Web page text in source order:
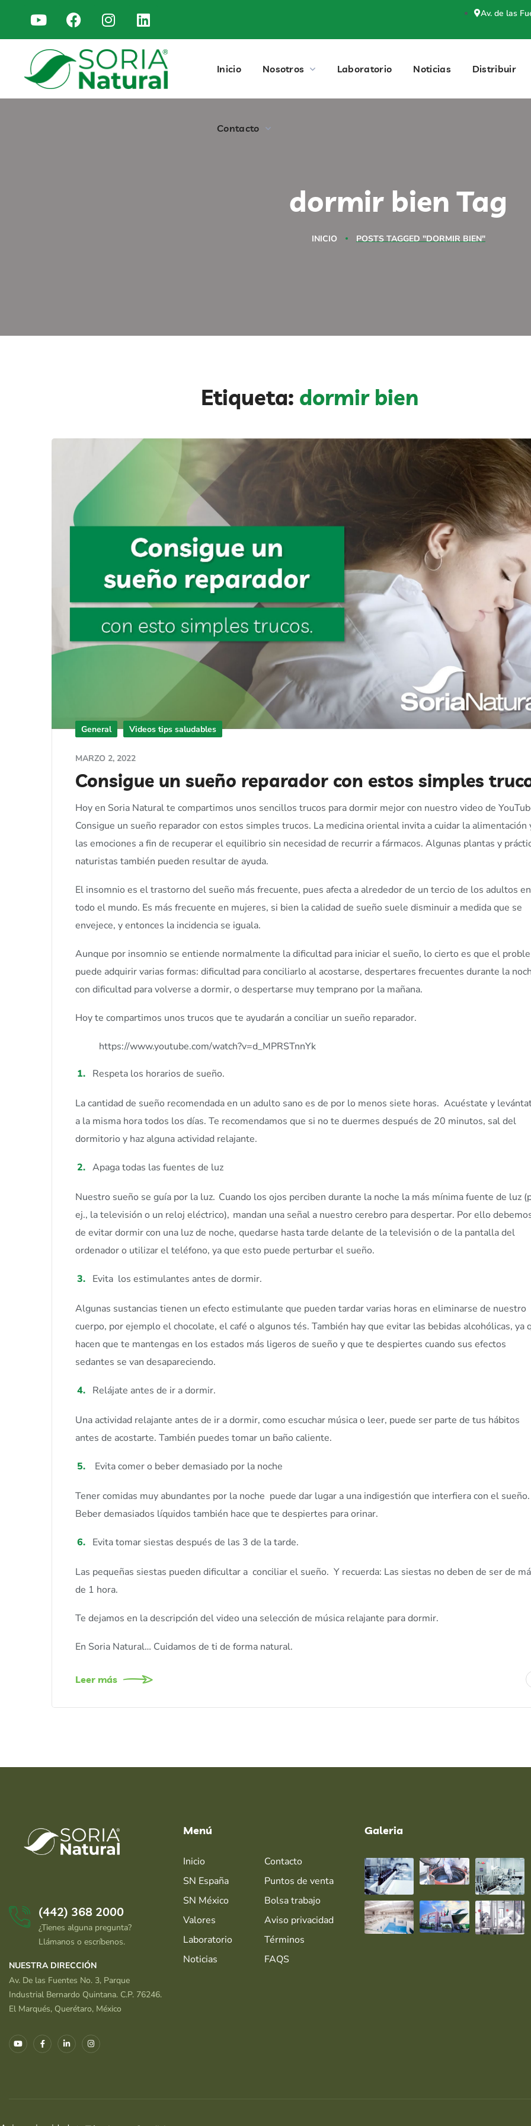
Av. de las
Inicio Nosotros Laboratorio Noticias Distribuir
Contacto
dormir bien Tag
INICIO POSTS TAGGED "DORMIR BIEN"
Etiqueta: dormir bien
General Videos tips saludables
MARZO 2, 2022
Consigue un sueño reparador con estos simples
Hoy en Soria Natural te compartimos unos sencillos trucos para dormir mejor con nuestro video de
Consigue un sueño reparador con estos simples trucos. La medicina oriental invita a cuidar la alimentación
las emociones a fin de recuperar el equilibrio sin necesidad de recurrir a fármacos. Algunas plantas y
naturistas también pueden resultar de ayuda.
El insomnio es el trastorno del sueño más frecuente, pues afecta a alrededor de un tercio de los adultos en
todo el mundo. Es más frecuente en mujeres, si bien la calidad de sueño suele disminuir a medida que se
envejece, y entonces la incidencia se iguala.
Aunque por insomnio se entiende normalmente la dificultad para iniciar el sueño, lo cierto es que el
puede adquirir varias formas: dificultad para conciliarlo al acostarse, despertares frecuentes durante la
con dificultad para volverse a dormir, o despertarse muy temprano por la mañana.
Hoy te compartimos unos trucos que te ayudarán a conciliar un sueño reparador.
https://www.youtube.com/watch?v=d_MPRSTnnYk
Respeta los horarios de sueño.
La cantidad de sueño recomendada en un adulto sano es de por lo menos siete horas. Acuéstate y
a la misma hora todos los días. Te recomendamos que si no te duermes después de 20 minutos, sal del
dormitorio y haz alguna actividad relajante.
Apaga todas las fuentes de luz
Nuestro sueño se guía por la luz. Cuando los ojos perciben durante la noche la más mínima fuente de luz
ej., la televisión o un reloj eléctrico), mandan una señal a nuestro cerebro para despertar. Por ello
de evitar dormir con una luz de noche, quedarse hasta tarde delante de la televisión o de la pantalla del
ordenador o utilizar el teléfono, ya que esto puede perturbar el sueño.
Evita los estimulantes antes de dormir.
Algunas sustancias tienen un efecto estimulante que pueden tardar varias horas en eliminarse de nuestro
cuerpo, por ejemplo el chocolate, el café o algunos tés. También hay que evitar las bebidas alcohólicas, ya
hacen que te mantengas en los estados más ligeros de sueño y que te despiertes cuando sus efectos
sedantes se van desapareciendo.
Relájate antes de ir a dormir.
Una actividad relajante antes de ir a dormir, como escuchar música o leer, puede ser parte de tus hábitos
antes de acostarte. También puedes tomar un baño caliente.
Evita comer o beber demasiado por la noche
Tener comidas muy abundantes por la noche puede dar lugar a una indigestión que interfiera con el sueño.
Beber demasiados líquidos también hace que te despiertes para orinar.
Evita tomar siestas después de las 3 de la tarde.
Las pequeñas siestas pueden dificultar a conciliar el sueño. Y recuerda: Las siestas no deben de ser de
de 1 hora.
Te dejamos en la descripción del video una selección de música relajante para dormir.
En Soria Natural… Cuidamos de ti de forma natural.
Leer más
(442) 368 2000
¿Tienes alguna pregunta?
Llámanos o escríbenos.
NUESTRA DIRECCIÓN
Av. De las Fuentes No. 3, Parque
Industrial Bernardo Quintana. C.P. 76246.
El Marqués, Querétaro, México
Menú
Inicio
SN España
SN México
Valores
Laboratorio
Noticias
Contacto
Puntos de venta
Bolsa trabajo
Aviso privacidad
Términos
FAQS
Galeria